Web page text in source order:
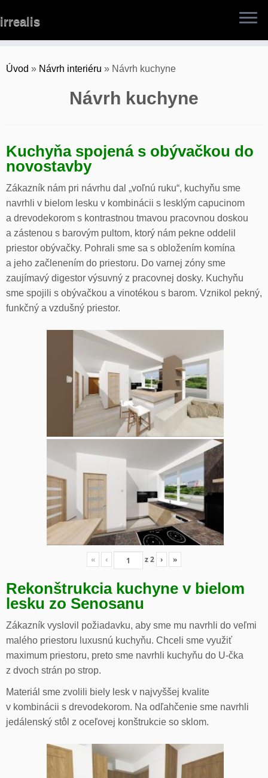
to
irrealis
Úvod » Návrh interiéru » Návrh kuchyne
Návrh kuchyne
Kuchyňa spojená s obývačkou do
novostavby
Zákazník nám pri návrhu dal „voľnú ruku“, kuchyňu sme
navrhli v bielom lesku v kombinácii s lesklým capucinom
a drevodekorom s kontrastnou tmavou pracovnou doskou
a zástenou s barovým pultom, ktorý nám pekne oddelil
priestor obývačky. Pohrali sme sa s obložením komína
a jeho začlenením do priestoru. Do varnej zóny sme
zaujímavý digestor výsuvný z pracovnej dosky. Kuchyňu
sme spojili s obývačkou a vinotékou s barom. Vznikol pekný,
funkčný a vzdušný priestor.
« ‹ z2 › »
Rekonštrukcia kuchyne v bielom
lesku zo Senosanu
Zákazník vyslovil požiadavku, aby sme mu navrhli do veľmi
malého priestoru luxusnú kuchyňu. Chceli sme využiť
maximum priestoru, preto sme navrhli kuchyňu do U-čka
z dvoch strán po strop.
Materiál sme zvolili biely lesk v najvyššej kvalite
v kombinácii s drevodekorom. Na odľahčenie sme navrhli
jedálenský stôl z oceľovej konštrukcie so sklom.